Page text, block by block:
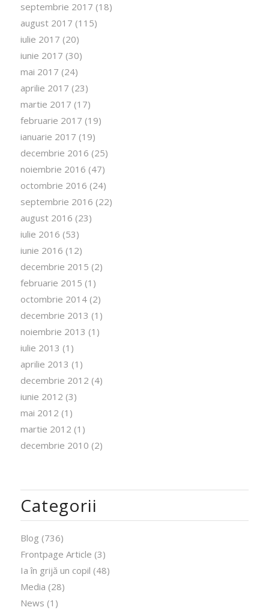
septembrie 2017 (18)
august 2017 (115)
iulie 2017 (20)
iunie 2017 (30)
mai 2017 (24)
aprilie 2017 (23)
martie 2017 (17)
februarie 2017 (19)
ianuarie 2017 (19)
decembrie 2016 (25)
noiembrie 2016 (47)
octombrie 2016 (24)
septembrie 2016 (22)
august 2016 (23)
iulie 2016 (53)
iunie 2016 (12)
decembrie 2015 (2)
februarie 2015 (1)
octombrie 2014(2)
decembrie 2013 (1)
noiembrie 2013 (1)
iulie 2013 (1)
aprilie 2013 (1)
decembrie 2012 (4)
iunie 2012 (3)
mai 2012 (1)
martie 2012 (1)
decembrie 2010 (2)
Categorii
Blog (736)
Frontpage Article (3)
Ia în grijă un copil (48)
Media (28)
News (1)